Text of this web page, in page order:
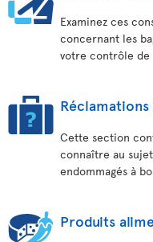
Examinez ces
concernant les
votre contrôle de
Réclamations
Cette section
connaître au
endommagés à
Produits